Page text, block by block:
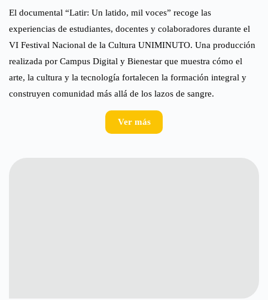
El documental “Latir: Un latido, mil voces” recoge las
experiencias de estudiantes, docentes y colaboradores durante el
VI Festival Nacional de la Cultura UNIMINUTO. Una producción
realizada por Campus Digital y Bienestar que muestra cómo el
arte, la cultura y la tecnología fortalecen la formación integral y
construyen comunidad más allá de los lazos de sangre.
Ver más